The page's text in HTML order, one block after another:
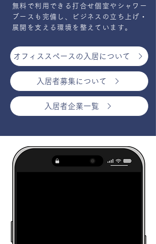
無料で利用できる打合せ個室やシャワー
ブースも完備し、ビジネスの立ち上げ・
展開を支える環境を整えています。
オフィススペースの入居について
入居者募集について
入居者企業一覧